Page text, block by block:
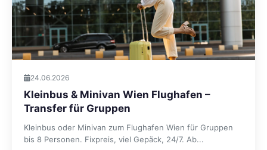
24.06.2026
Kleinbus & Minivan Wien Flughafen –
Transfer für Gruppen
Kleinbus oder Minivan zum Flughafen Wien für Gruppen
bis 8 Personen. Fixpreis, viel Gepäck, 24/7. Ab...